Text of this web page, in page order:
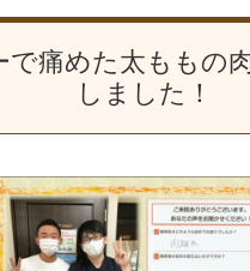
で痛めた太ももの
しました！